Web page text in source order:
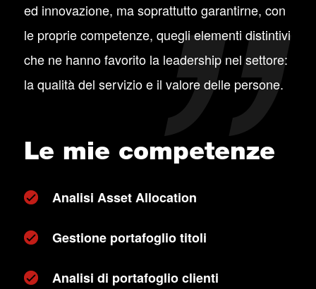
ed innovazione, ma soprattutto garantirne, con
le proprie competenze, quegli elementi distintivi
che ne hanno favorito la leadership nel settore:
la qualità del servizio e il valore delle persone.
Le mie competenze
Analisi Asset Allocation
Gestione portafoglio titoli
Analisi di portafoglio clienti